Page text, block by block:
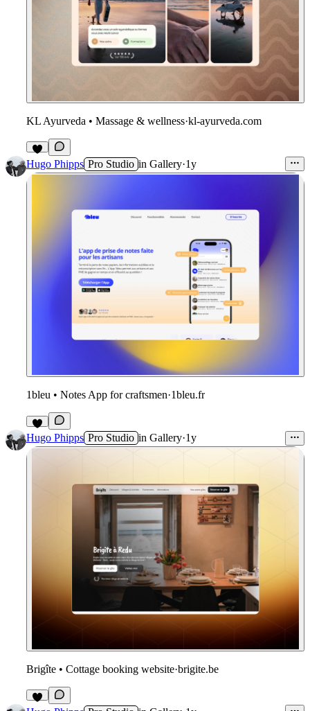
KL Ayurveda • Massage & wellness·kl-ayurveda.com
2
Hugo Phipps Pro Studio in Gallery·1y
1bleu • Notes App for craftsmen·1bleu.fr
1
Hugo Phipps Pro Studio in Gallery·1y
Brigîte • Cottage booking website·brigite.be